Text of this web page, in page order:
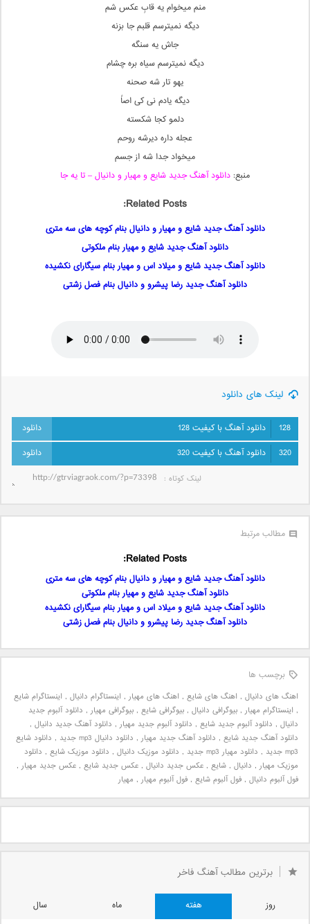
منم میخوام یه قابِ عکس شم
دیگه نمیترسم قلبم جا بزنه
جاش یه سنگه
دیگه نمیترسم سیاه بره چشام
یهو تار شه صحنه
دیگه یادم نی کی اصاً
دلمو کجا شکسته
عجله داره دیرشه روحم
میخواد جدا شه از جسم
منبع: دانلود آهنگ جدید شایع و مهیار و دانیال – تا یه جا
Related Posts:
دانلود آهنگ جدید شایع و مهیار و دانیال بنام کوچه های سه متری
دانلود آهنگ جدید شایع و مهیار بنام ملکوتی
دانلود آهنگ جدید شایع و میلاد اس و مهیار بنام سیگارای نکشیده
دانلود آهنگ جدید رضا پیشرو و دانیال بنام فصل زشتی
لینک های دانلود
128
دانلود آهنگ با کیفیت 128
320
دانلود آهنگ با کیفیت 320
لینک کوتاه‌ :
مطالب مرتبط
Related Posts:
دانلود آهنگ جدید شایع و مهیار و دانیال بنام کوچه های سه متری
دانلود آهنگ جدید شایع و مهیار بنام ملکوتی
دانلود آهنگ جدید شایع و میلاد اس و مهیار بنام سیگارای نکشیده
دانلود آهنگ جدید رضا پیشرو و دانیال بنام فصل زشتی
برچسب ها
اهنگ های دانیال , اهنگ های شایع , اهنگ های مهیار, اینستاگرام دانیال , اینستاگرام شایع
, اینستاگرام مهیار, بیوگرافی دانیال , بیوگرافی شایع , بیوگرافی مهیار, دانلود آلبوم جدید
دانیال , دانلود آلبوم جدید شایع , دانلود آلبوم جدید مهیار, دانلود آهنگ جدید دانیال ,
دانلود آهنگ جدید شایع , دانلود آهنگ جدید مهیار, دانلود دانیال mp3 جدید , دانلود شایع
mp3 جدید
, دانلود مهیار mp3 جدید , دانلود موزیک دانیال , دانلود موزیک شایع , دانلود
موزیک مهیار, دانیال , شایع , عکس جدید دانیال , عکس جدید شایع , عکس جدید مهیار,
فول آلبوم دانیال , فول آلبوم شایع , فول آلبوم مهیار, مهیار
برترین مطالب آهنگ فاخر
روز هفته ماه
سال